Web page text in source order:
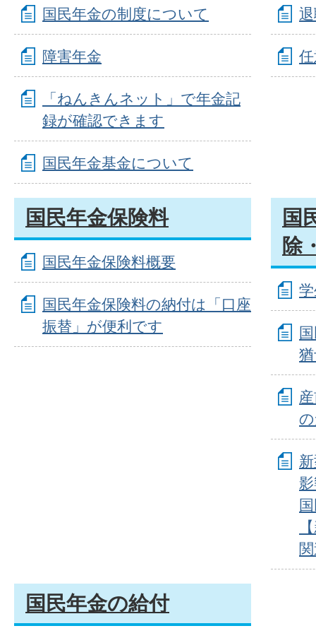
国民年金の制度について
障害年金
「ねんきんネット」で年金記
録が確認できます
国民年金基金について
国民年金保険料
国民年金保険料概要
国民年金保険料の納付は「口座
振替」が便利です
国
除
国民年金の給付